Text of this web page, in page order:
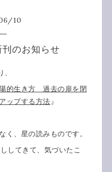
/10
のお知らせ
陽的生き方 過去の扉を閉
ップする方法 』
く、星の読みものです。
してきて、気づいたこ